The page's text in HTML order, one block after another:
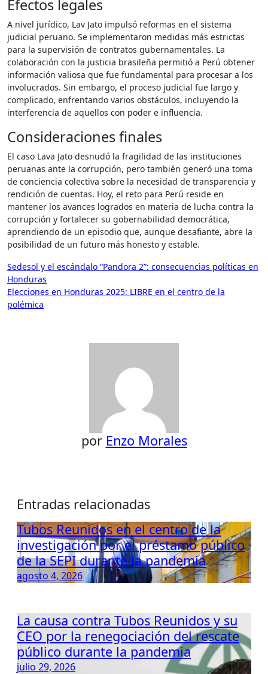
Efectos legales
A nivel jurídico, Lav Jato impulsó reformas en el sistema
judicial peruano. Se implementaron medidas más estrictas
para la supervisión de contratos gubernamentales. La
colaboración con la justicia brasileña permitió a Perú obtener
información valiosa que fue fundamental para procesar a los
involucrados. Sin embargo, el proceso judicial fue largo y
complicado, enfrentando varios obstáculos, incluyendo la
interferencia de aquellos con poder e influencia.
Consideraciones finales
El caso Lava Jato desnudó la fragilidad de las instituciones
peruanas ante la corrupción, pero también generó una toma
de conciencia colectiva sobre la necesidad de transparencia y
rendición de cuentas. Hoy, el reto para Perú reside en
mantener los avances logrados en materia de lucha contra la
corrupción y fortalecer su gobernabilidad democrática,
aprendiendo de un episodio que, aunque desafiante, abre la
posibilidad de un futuro más honesto y estable.
Navegación
de
entradas
Sedesol y el escándalo “Pandora 2”: consecuencias políticas en
Honduras
Elecciones en Honduras 2025: LIBRE en el centro de la
polémica
por Enzo Morales
Entradas relacionadas
Tubos Reunidos en el centro de la
investigación por el préstamo público
de la SEPI durante la pandemia
agosto 4, 2026
La causa contra Tubos Reunidos y su
CEO por la renegociación del rescate
público durante la pandemia
julio 29, 2026